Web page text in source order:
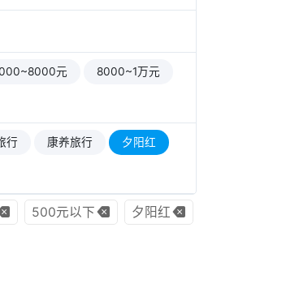
元 8000~1万元
行 康养旅行 夕阳红
500元以下 夕阳红